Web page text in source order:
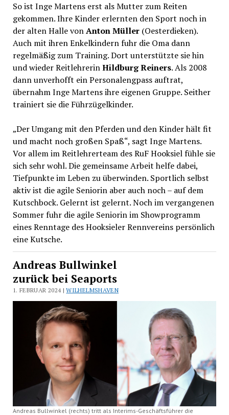
So ist Inge Martens erst als Mutter zum Reiten
gekommen. Ihre Kinder erlernten den Sport noch in
der alten Halle vonAnton Müller (Oesterdieken).
Auch mit ihren Enkelkindern fuhr die Oma dann
regelmäßig zum Training. Dort unterstützte sie hin
und wieder ReitlehrerinHildburg Reiners. Als 2008
dann unverhofft ein Personalengpass auftrat,
übernahm Inge Martens ihre eigenen Gruppe. Seither
trainiert sie die Führzügelkinder.
„Der Umgang mit den Pferden und den Kinder hält fit
und macht noch großen Spaß“, sagt Inge Martens.
Vor allem im Reitlehrerteam des RuF Hooksiel fühle sie
sich sehr wohl. Die gemeinsame Arbeit helfe dabei,
Tiefpunkte im Leben zu überwinden. Sportlich selbst
aktiv ist die agile Seniorin aber auch noch – auf dem
Kutschbock. Gelernt ist gelernt. Noch im vergangenen
Sommer fuhr die agile Seniorin im Showprogramm
eines Renntage des Hooksieler Rennvereins persönlich
eine Kutsche.
Andreas Bullwinkel
zurück bei Seaports
1. FEBRUAR 2024 |WILHELMSHAVEN
Andreas Bullwinkel (rechts) tritt als Interims-Geschäftsführer die